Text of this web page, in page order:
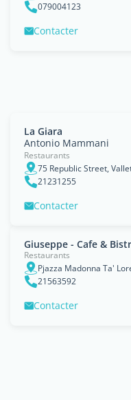
079004123
Contacter
La Giara
Antonio Mammani
Restaurants
75 Republic Street,
21231255
Contacter
Giuseppe - Cafe &
Restaurants
Pjazza Madonna Ta'
21563592
Contacter